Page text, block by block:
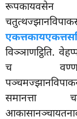
विञ्ञाणट्ठिति.
च
समानत्ता